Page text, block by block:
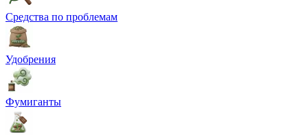
Средства по проблемам
Удобрения
Фумиганты